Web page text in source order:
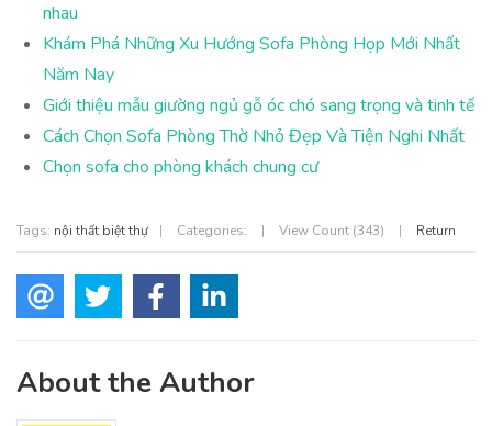
nhau
Khám Phá Những Xu Hướng Sofa Phòng Họp Mới Nhất
Năm Nay
Giới thiệu mẫu giường ngủ gỗ óc chó sang trọng và tinh tế
Cách Chọn Sofa Phòng Thờ Nhỏ Đẹp Và Tiện Nghi Nhất
Chọn sofa cho phòng khách chung cư
Tags: nội thất biệt thự | Categories: | View Count (343) | Return
About the Author